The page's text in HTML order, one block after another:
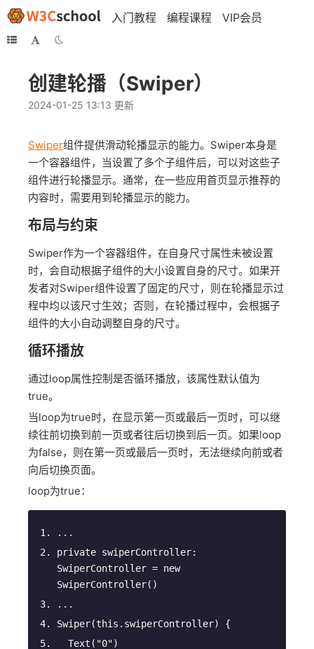
入门教程 编程课程 VIP会员
创建轮播（Swiper）
2024-01-25 13:13 更新
Swiper组件提供滑动轮播显示的能力。Swiper本身是
一个容器组件，当设置了多个子组件后，可以对这些子
组件进行轮播显示。通常，在一些应用首页显示推荐的
内容时，需要用到轮播显示的能力。
布局与约束
Swiper作为一个容器组件，在自身尺寸属性未被设置
时，会自动根据子组件的大小设置自身的尺寸。如果开
发者对Swiper组件设置了固定的尺寸，则在轮播显示过
程中均以该尺寸生效；否则，在轮播过程中，会根据子
组件的大小自动调整自身的尺寸。
循环播放
通过loop属性控制是否循环播放，该属性默认值为
true。
当loop为true时，在显示第一页或最后一页时，可以继
续往前切换到前一页或者往后切换到后一页。如果loop
为false，则在第一页或最后一页时，无法继续向前或者
向后切换页面。
loop为true：
...
private swiperController:
SwiperController = new
SwiperController()
...
Swiper(this .swiperController)
{
  Text(
"0")